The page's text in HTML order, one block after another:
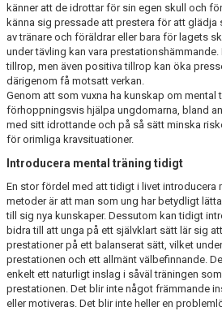
känner att de idrottar för sin egen skull och
känna sig pressade att prestera för att
av tränare och föräldrar eller bara för lagets
under tävling kan vara
tillrop, men även positiva tillrop kan öka
därigenom få motsatt verkan.
Genom att som vuxna ha kunskap om mental
förhoppningsvis hjälpa ungdomarna, bland
med sitt idrottande och på så sätt minska
för orimliga kravsituationer.
Introducera mental träning tidigt
En stor fördel med att tidigt i livet introducera
metoder är att man som ung har betydligt
till sig nya kunskaper. Dessutom kan tidigt
bidra till att unga på ett självklart sätt lär sig
prestationer på ett balanserat sätt, vilket
prestationen och ett allmänt välbefinnande.
enkelt ett naturligt inslag i såväl träningen
prestationen. Det blir inte något främmande
eller motiveras. Det blir inte heller en